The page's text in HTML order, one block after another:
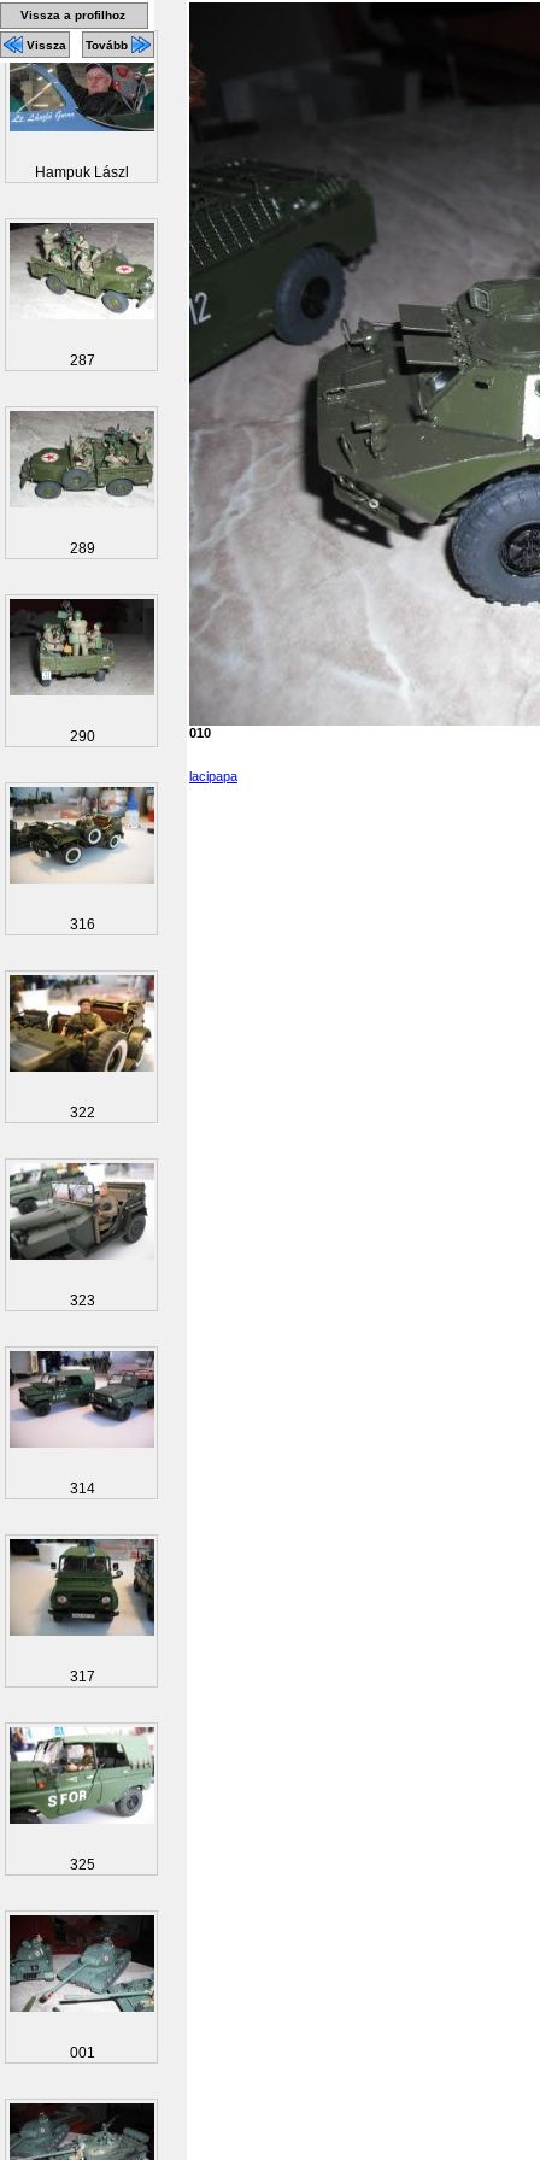
010
lacipapa
Vissza a profilhoz
Vissza Tovább
Hampuk Lászl
287
289
290
316
322
323
314
317
325
001